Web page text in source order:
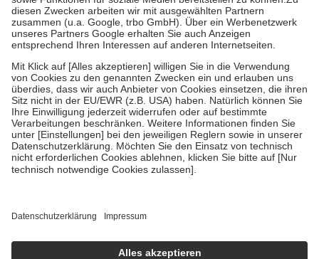
Zuzahlung zehn Prozent der Kosten sowie zehn Euro je
Verordnung.
Um das Engagement der Versicherten für ihre eigene Gesundheit zu
stärken und die besondere Stellung der Familie zu unterstützen,
fallenkeine Zuzahlungenan bei:
• Kindern und Jugendlichen bis zum vollendeten 18. Lebensjahr
mit Ausnahme der Fahrkosten
• Untersuchungen zur Vorsorge und Früherkennung, die von der
GKV getragen werden
• empfohlenen Schutzimpfungen
• Harn- und Blutteststreifen
getroffen, um sicherzustellen, dass es sich um echte Bewertungen
https://help.etrusted.com/hc/de/articles/4419944605341